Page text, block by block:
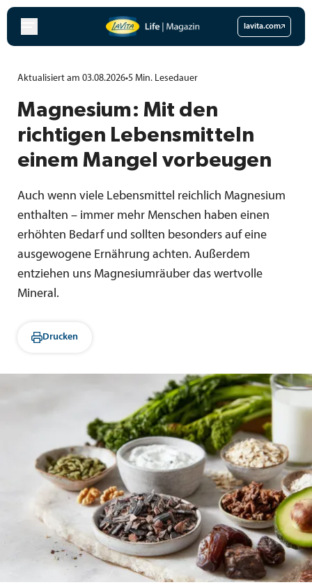
Zum
springen
lavita.com
Aktualisiert am 03.08.2026•5 Min. Lesedauer
Magnesium: Mit den
richtigen Lebensmitteln
einem Mangel vorbeugen
Auch wenn viele Lebensmittel reichlich Magnesium
enthalten – immer mehr Menschen haben einen
erhöhten Bedarf und sollten besonders auf eine
ausgewogene Ernährung achten. Außerdem
entziehen uns Magnesiumräuber das wertvolle
Mineral.
Drucken